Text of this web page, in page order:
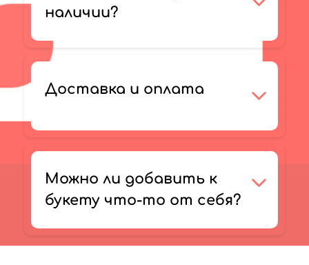
наличии?
Доставка и оплата
Можно ли добавить к
букету что-то от себя?